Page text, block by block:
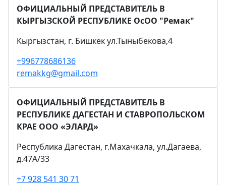
ОФИЦИАЛЬНЫЙ ПРЕДСТАВИТЕЛЬ В
КЫРГЫЗСКОЙ РЕСПУБЛИКЕ ОсОО "Ремак"
Кыргызстан, г. Бишкек ул.Тыныбекова,4
+996778686136
remakkg@gmail.com
ОФИЦИАЛЬНЫЙ ПРЕДСТАВИТЕЛЬ В
РЕСПУБЛИКЕ ДАГЕСТАН И СТАВРОПОЛЬСКОМ
КРАЕ ООО «ЭЛАРД»
Республика Дагестан, г.Махачкала, ул.Дагаева,
д.47А/33
+7 928 541 30 71